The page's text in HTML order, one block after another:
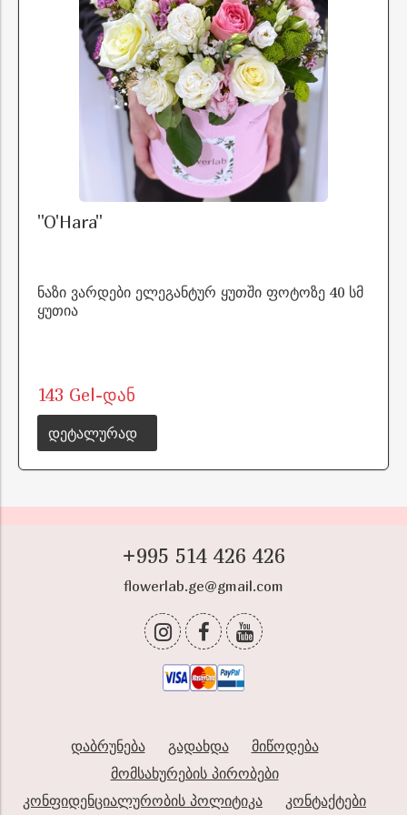
"O'Hara"
ნაზი ვარდები ელეგანტურ ყუთში ფოტოზე 40 სმ
ყუთია
143 Gel-დან
დეტალურად
+995 514 426 426
flowerlab.ge@gmail.com
დაბრუნება გადახდა
მიწოდება
მომსახურების პირობები
კონფიდენციალურობის პოლიტიკა
კონტაქტები